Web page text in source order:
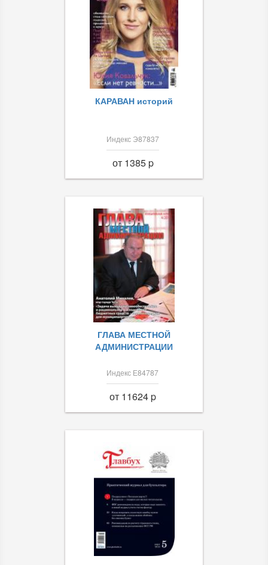
КАРАВАН историй
Индекс Э87837
от 1385 p
ГЛАВА МЕСТНОЙ
АДМИНИСТРАЦИИ
Индекс Е84787
от 11624 p